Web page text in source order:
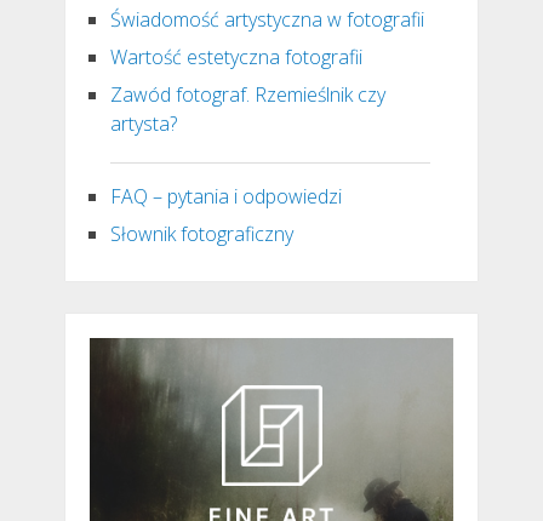
Świadomość artystyczna w fotografii
Wartość estetyczna fotografii
Zawód fotograf. Rzemieślnik czy
artysta?
FAQ – pytania i odpowiedzi
Słownik fotograficzny